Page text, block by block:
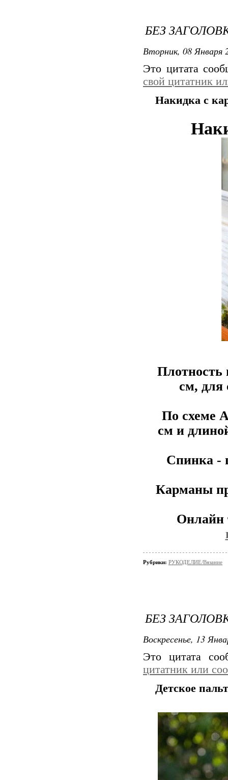
БЕЗ
Вторник, 08 Января
Это цитата
свой цитатник
Накидка с
Плотность
см, для
По схеме
см и
Спинка -
Карманы
Онлайн
Рубрики: РУКОДЕЛИЕ/Вязание
БЕЗ
Воскресенье, 13
Это цитата
цитатник или
Детское